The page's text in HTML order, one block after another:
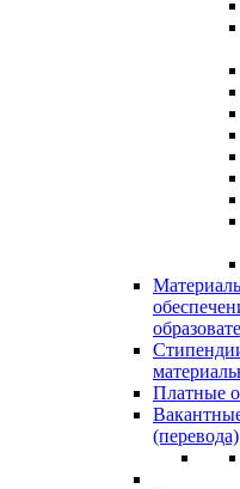
Платные
(перевода)